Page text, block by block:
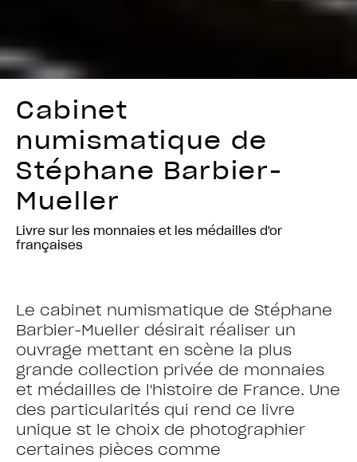
Cabinet
numismatique de
Stéphane Barbier-
Mueller
Livre sur les monnaies et les médailles d'or
françaises
Le cabinet numismatique de Stéphane
Barbier-Mueller désirait réaliser un
ouvrage mettant en scène la plus
grande collection privée de monnaies
et médailles de l'histoire de France. Une
des particularités qui rend ce livre
unique st le choix de photographier
certaines pièces comme